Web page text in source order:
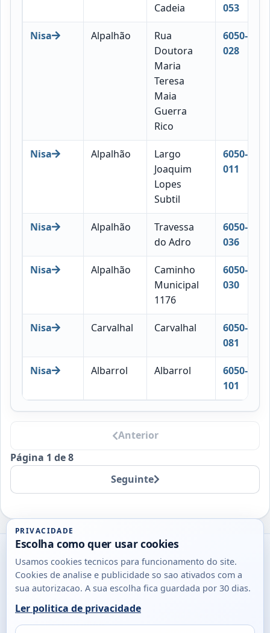
Cadeia
053
Nisa Alpalhão
Rua
Doutora
Maria
Teresa
Maia
Guerra
Rico
6050-
028
Nisa Alpalhão
Largo
Joaquim
Lopes
Subtil
6050-
011
Nisa Alpalhão
Travessa
do Adro
6050-
036
Nisa Alpalhão
Caminho
Municipal
1176
6050-
030
Nisa Carvalhal Carvalhal
6050-
081
Nisa Albarrol Albarrol
6050-
101
Anterior
Página 1 de 8
Seguinte
Utils
DB
Consultas
para
cidadaos,
SobrePrivacidade
PRIVACIDADE
Escolha como quer usar cookies
Usamos cookies tecnicos para funcionamento do site.
Cookies de analise e publicidade so sao ativados com a
sua autorizacao. A sua escolha fica guardada por 30 dias.
Ler politica de privacidade